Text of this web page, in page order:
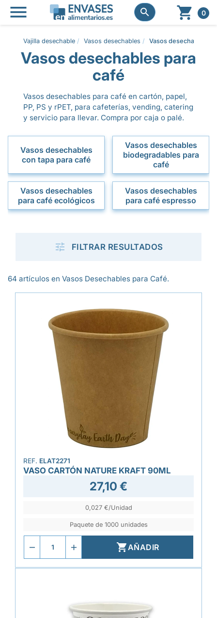
 
  0
Vajilla desechable Vasos desechables Vasos desechables
Vasos desechables para
café
Vasos desechables
con tapa para café
Vasos desechables
biodegradables para
café
Vasos desechables
para café ecológicos
Vasos desechables
para café espresso
Vasos desechables para café en cartón, papel,
PP, PS y rPET, para cafeterías, vending, catering
y servicio para llevar. Compra por caja o palé.
 FILTRAR RESULTADOS
64 artículos en Vasos Desechables para Café.
REF. ELAT2271
VASO CARTÓN NATURE KRAFT 90ML
27,10 €
0,027 €/Unidad
Paquete de 1000 unidades
AÑADIR